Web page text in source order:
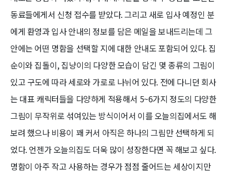
동료들에게서 신청 접수를 받았다. 그리고 새로 입사 예정인 분
에게 환영과 입사 안내의 정보를 담은 메일을 보내드리는데 그
안에는 어떤 명함을 선택할 지에 대한 안내도 포함되어 있다. 집
순이와 집돌이, 집냥이의 다양한 모습이 담긴 몇 종류의 그림이
있고 구도에 따라 세로와 가로로 나뉘어 있다. 전에 다니던 회사
는 대표 캐릭터들을 다양하게 적용해서 5~6가지 정도의 다양한
그림이 무작위로 섞여있는 방식이어서 이를 오늘의집에서도 해
보려 했으나 비용이 꽤 커서 아직은 하나의 그림만 선택하게 되
었다. 언젠가 오늘의집도 더욱 많이 성장한다면 꼭 해보고 싶다.
명함이 아주 작고 사용하는 경우가 점점 줄어드는 세상이지만